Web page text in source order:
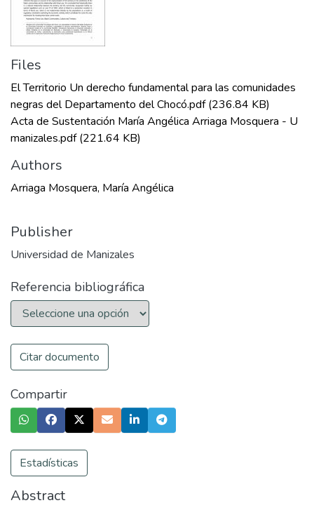
Files
El Territorio Un derecho fundamental para las comunidades
negras del Departamento del Chocó.pdf(236.84 KB)
Acta de Sustentación María Angélica Arriaga Mosquera - U
manizales.pdf(221.64 KB)
Authors
Arriaga Mosquera, María Angélica
Publisher
Universidad de Manizales
Referencia bibliográfica
Citar documento
Compartir
Estadísticas
Abstract